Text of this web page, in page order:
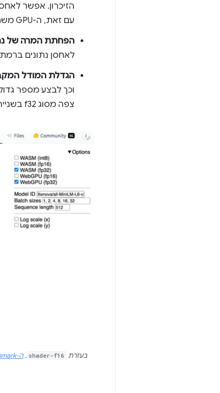
עם זאת, ה-GPU משתמש בכוח מחשוב נוסף כדי לארוז ולפרוק את הנתונים.
הפחתת המרה של
לאחסן נתונים
הגדלת המודל
צפה מסוג f32 בשנייה עשוי לתמוך ב-10 טריליון פעולות של נקודה צפה מסוג f16 בשנייה.
בעזרת shader-f16
, ה-benchmark של WebGPU להטמעת טקסט